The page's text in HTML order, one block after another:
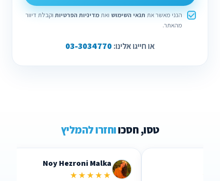
הנני מאשר את תנאי השימוש ואתמדיניות הפרטיות וקבלת דיוור
מהאתר.
או חייגו אלינו: 03-3034770
טסו, חסכווחזרו להמליץ
Lidor Levi
★★★★★